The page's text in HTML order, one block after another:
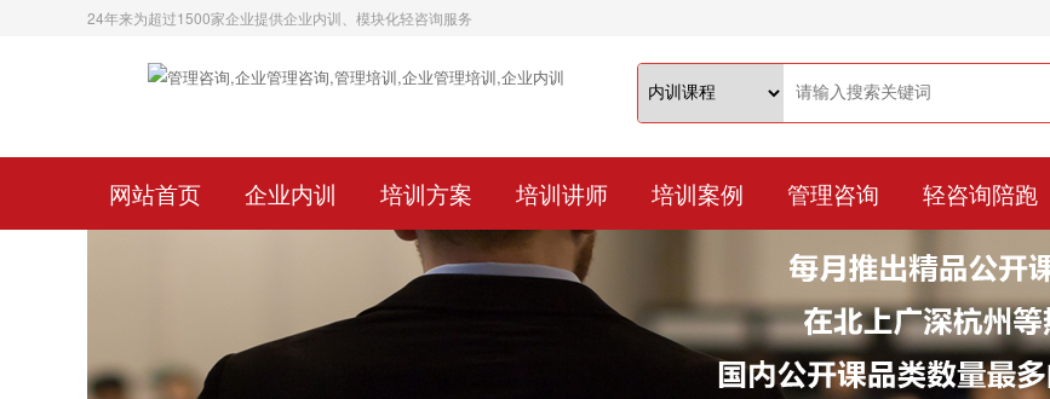
24年来为超过1500家企业提供企业内训、模块化轻咨询服务
网站首页 企业内训 培训方案 培训讲师 培训案例 管理咨询 轻咨询陪跑